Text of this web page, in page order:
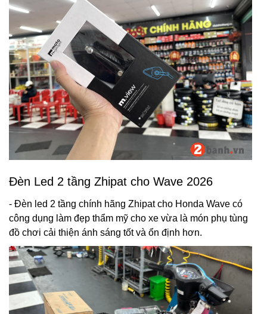
Đèn Led 2 tầng Zhipat cho Wave 2026
- Đèn led 2 tầng chính hãng Zhipat cho Honda Wave có
công dụng làm đẹp thẩm mỹ cho xe vừa là món phụ tùng
đồ chơi cải thiện ánh sáng tốt và ổn định hơn.